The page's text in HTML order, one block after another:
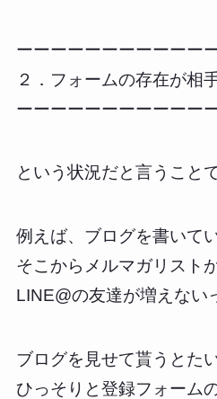
ーーーーーーーーーーー
２．フォームの存在が相
ーーーーーーーーーーー
という状況だと言うことで
例えば、ブログを書いて
そこからメルマガリスト
LINE@の友達が増えない
ブログを見せて貰うとた
ひっそりと登録フォーム